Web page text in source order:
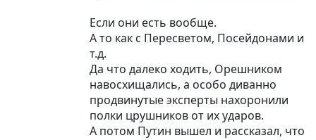
Если они есть вообще.
А то как с Пересветом, Посейдонами и
т.д.
Да что далеко ходить, Орешником
навосхищались, а особо диванно
продвинутые эксперты нахоронили
полки црушников от их ударов.
А потом Путин вышел и рассказал, что